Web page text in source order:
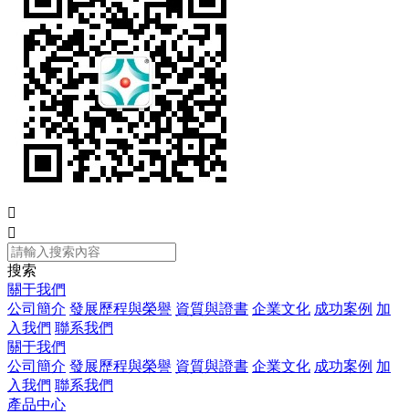


搜索
關于我們
公司簡介 發展歷程與榮譽 資質與證書 企業文化 成功案例 加
入我們 聯系我們
關于我們
公司簡介 發展歷程與榮譽 資質與證書 企業文化 成功案例 加
入我們 聯系我們
產品中心